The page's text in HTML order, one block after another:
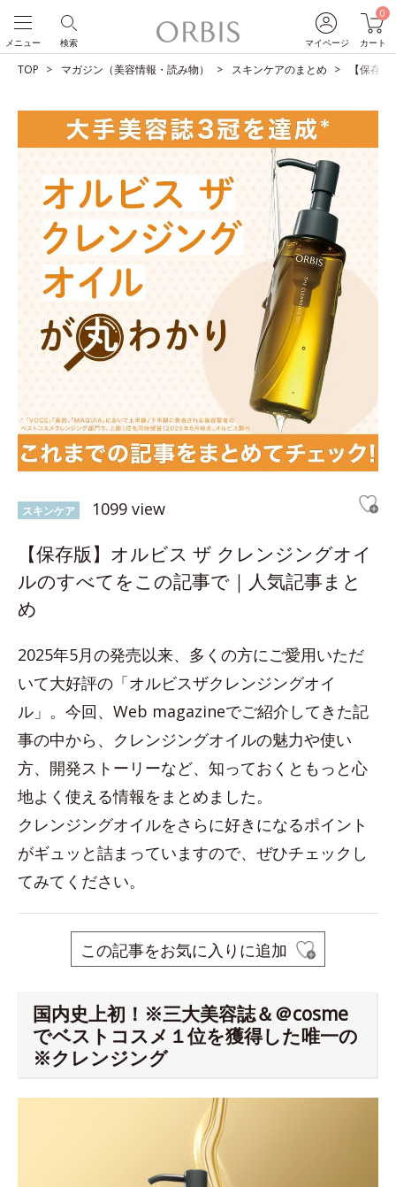
マイページ
0
カート
検索
メニュー
TOP マガジン（美容情報・読み物） スキンケアのまとめ 【保存
スキンケア 1099 view
【保存版】オルビス ザ クレンジングオイ
ルのすべてをこの記事で｜人気記事まと
め
2025年5月の発売以来、多くの方にご愛用いただ
いて大好評の「オルビスザクレンジングオイ
ル」。今回、Web magazineでご紹介してきた記
事の中から、クレンジングオイルの魅力や使い
方、開発ストーリーなど、知っておくともっと心
地よく使える情報をまとめました。
クレンジングオイルをさらに好きになるポイント
がギュッと詰まっていますので、ぜひチェックし
てみてください。
この記事をお気に入りに追加
国内史上初！※三大美容誌＆＠cosme
でベストコスメ１位を獲得した唯一の
※クレンジング